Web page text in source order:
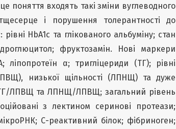
поняття входять такі зміни вуглеводного
і порушення толерантності до
HbA1c та глікованого альбуміну; стан
фруктозамін. Нові маркери
α; тригліцериди (ТГ); рівні
низької щільності (ЛПНЩ) та дуже
ТГ/ЛПВЩ та ЛПНЩ/ЛПВЩ; загальний рівень
з лектином серинові протеази;
С-реактивний білок; фібриноген;